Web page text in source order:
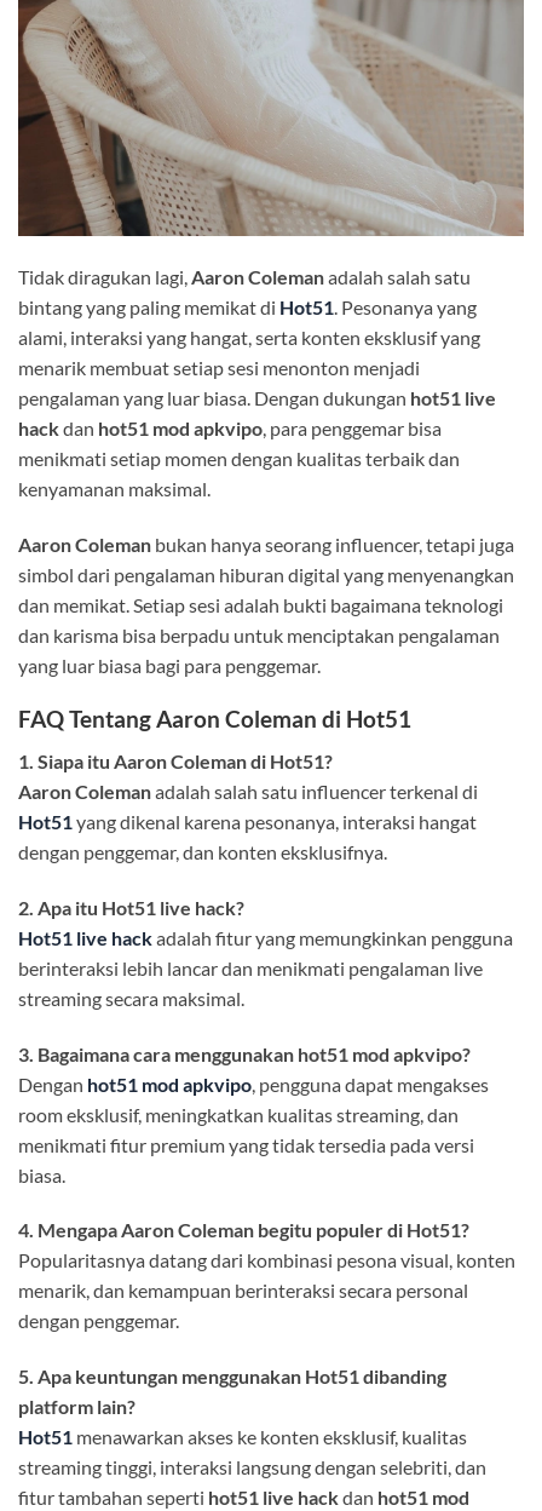
Tidak diragukan lagi,Aaron Colemanadalah salah satu
bintang yang paling memikat di Hot51. Pesonanya yang
alami, interaksi yang hangat, serta konten eksklusif yang
menarik membuat setiap sesi menonton menjadi
pengalaman yang luar biasa. Dengan dukungan hot51 live
hackdan hot51 mod apkvipo, para penggemar bisa
menikmati setiap momen dengan kualitas terbaik dan
kenyamanan maksimal.
Aaron Coleman bukan hanya seorang influencer, tetapi juga
simbol dari pengalaman hiburan digital yang menyenangkan
dan memikat. Setiap sesi adalah bukti bagaimana teknologi
dan karisma bisa berpadu untuk menciptakan pengalaman
yang luar biasa bagi para penggemar.
FAQ Tentang Aaron Coleman di Hot51
1. Siapa itu Aaron Coleman di Hot51?
Aaron Colemanadalah salah satu influencer terkenal di
Hot51yang dikenal karena pesonanya, interaksi hangat
dengan penggemar, dan konten eksklusifnya.
2. Apa itu Hot51 live hack?
Hot51 live hackadalah fitur yang memungkinkan pengguna
berinteraksi lebih lancar dan menikmati pengalaman live
streaming secara maksimal.
3. Bagaimana cara menggunakan hot51 mod apkvipo?
Dengan hot51 mod apkvipo , pengguna dapat mengakses
room eksklusif, meningkatkan kualitas streaming, dan
menikmati fitur premium yang tidak tersedia pada versi
biasa.
4. Mengapa Aaron Coleman begitu populer di Hot51?
Popularitasnya datang dari kombinasi pesona visual, konten
menarik, dan kemampuan berinteraksi secara personal
dengan penggemar.
5. Apa keuntungan menggunakan Hot51 dibanding
platform lain?
Hot51 menawarkan akses ke konten eksklusif, kualitas
streaming tinggi, interaksi langsung dengan selebriti, dan
fitur tambahan seperti hot51 live hackdan hot51 mod